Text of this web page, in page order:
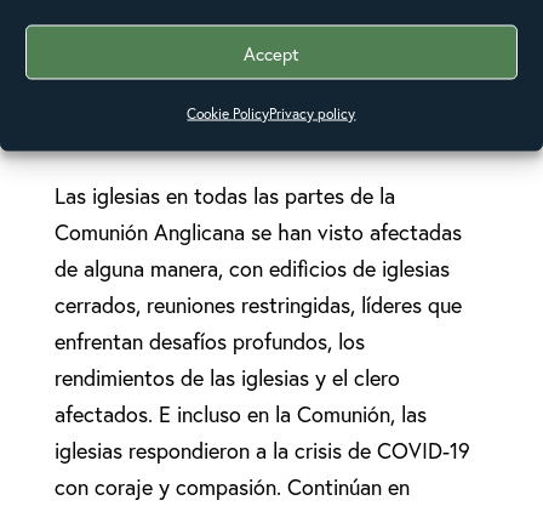
Accept
Cookie PolicyPrivacy policy
pobres, vulnerables o marginadas se ven más
afectadas. En este momento, las
y exacerbadas.
Las iglesias en todas las partes de la
Comunión Anglicana se han visto afectadas
de alguna manera, con edificios de iglesias
cerrados, reuniones restringidas, líderes que
enfrentan desafíos profundos, los
rendimientos de las iglesias y el clero
afectados. E incluso en la Comunión, las
iglesias respondieron a la crisis de COVID-19
con coraje y compasión. Continúan en